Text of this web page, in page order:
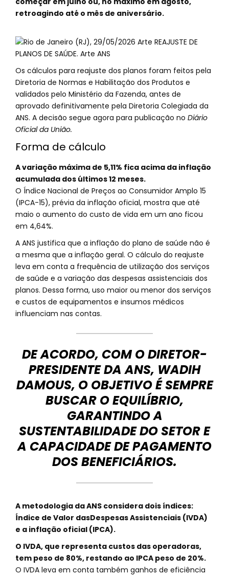
retroagindo até o mês de aniversário.
Os cálculos para reajuste dos planos foram feitos pela
Diretoria de Normas e Habilitação dos Produtos e
validados pelo Ministério da Fazenda, antes de
aprovado definitivamente pela Diretoria Colegiada da
ANS. A decisão segue agora para publicação no Diário
Oficial da União.
Forma de cálculo
A variação máxima de 5,11% fica acima da inflação
acumulada dos últimos 12 meses.
O Índice Nacional de Preços ao Consumidor Amplo 15
(IPCA-15), prévia da inflação oficial, mostra que até
maio o aumento do custo de vida em um ano ficou
em 4,64%.
A ANS justifica que a inflação do plano de saúde não é
a mesma que a inflação geral. O cálculo do reajuste
leva em conta a frequência de utilização dos serviços
de saúde e a variação das despesas assistenciais dos
planos. Dessa forma, uso maior ou menor dos serviços
e custos de equipamentos e insumos médicos
influenciam nas contas.
DE ACORDO, COM O DIRETOR-
PRESIDENTE DA ANS, WADIH
DAMOUS, O OBJETIVO É SEMPRE
BUSCAR O EQUILÍBRIO,
GARANTINDO A
SUSTENTABILIDADE DO SETOR E
A CAPACIDADE DE PAGAMENTO
DOS BENEFICIÁRIOS.
A metodologia da ANS considera dois índices:
Índice de Valor dasDespesas Assistenciais (IVDA)
e a inflação oficial (IPCA).
O IVDA, que representa custos das operadoras,
tem peso de 80%, restando ao IPCA peso de 20%.
O IVDA leva em conta também ganhos de eficiência